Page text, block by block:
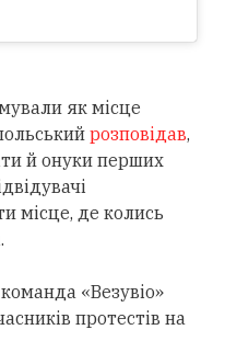
як місце
розповідав,
й онуки перших
місце, де колись
«Везувіо»
протестів на